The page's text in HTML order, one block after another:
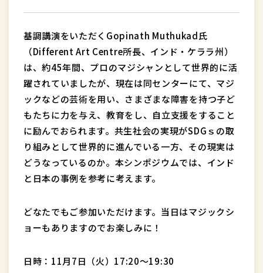
基調講演をいただくGopinath Muthukad氏
（Different Art Centre所長、インド・ケララ州）
は、約45年間、プロのマジシャンとして世界的に活
躍されていましたが、現在は同センターにて、マジ
ックなどの芸術を用い、さまざまな障害を持つ子ど
もたちに力を与え、教育をし、自立支援をすること
に励んでおられます。共生社会の実現がSDGｓの取
り組みとして世界的に進んでいる一方、その現実は
どうなっているのか。本シンポジウムでは、インド
と日本の事例を参考に考えます。
どなたでもご参加いただけます。当日はマジックシ
ョーもありますのでお楽しみに！
日時：11月7日（火）17:20～19:30